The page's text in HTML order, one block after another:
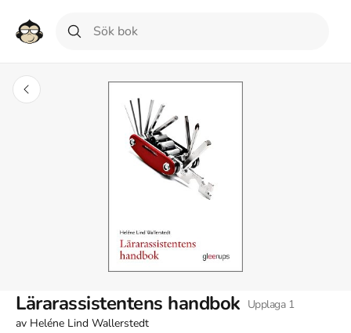
Lärarassistentens handbok Upplaga 1
av Heléne Lind Wallerstedt